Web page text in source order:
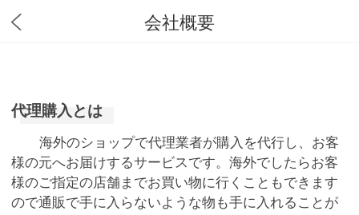
会社概要
代理購入とは
海外のショップで代理業者が購入を代行し、お客
様の元へお届けするサービスです。海外でしたらお客
様のご指定の店舗までお買い物に行くこともできます
ので通販で手に入らないような物も手に入れることが